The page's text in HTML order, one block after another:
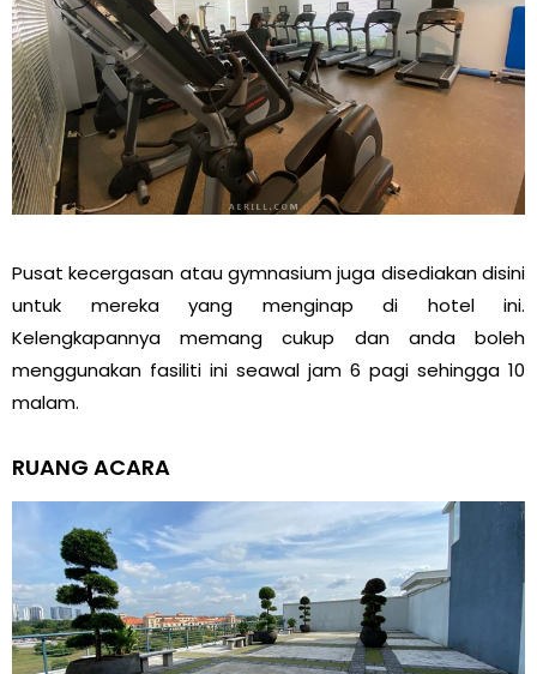
Pusat kecergasan atau gymnasium juga disediakan disini
untuk mereka yang menginap di hotel ini.
Kelengkapannya memang cukup dan anda boleh
menggunakan fasiliti ini seawal jam 6 pagi sehingga 10
malam.
RUANG ACARA